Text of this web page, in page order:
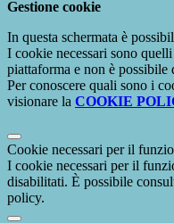
Gestione cookie
In questa schermata è
I cookie necessari sono
piattaforma e non è possibile
Per conoscere quali sono i
visionare la COOKIE
Cookie necessari per il
I cookie necessari per il
disabilitati. È possibile
policy.